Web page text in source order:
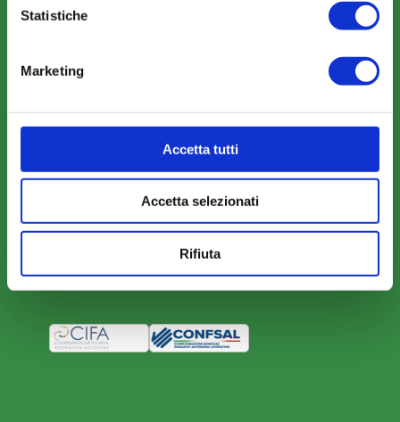
Statistiche
Marketing
Accetta tutti
Accetta selezionati
Rifiuta
Rassegna Stampa
AREA RISERVATA
Parere Parti
Bacheca